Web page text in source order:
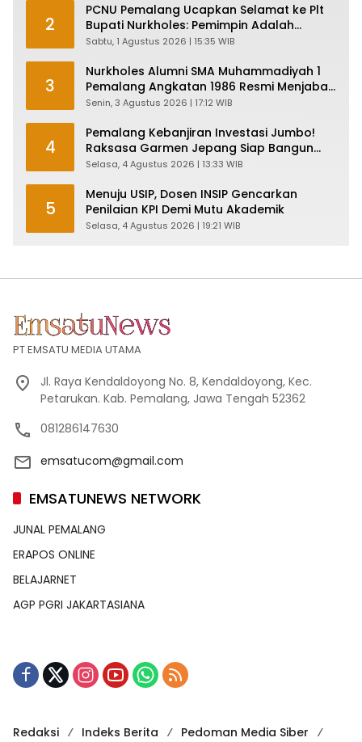
2
PCNU Pemalang Ucapkan Selamat ke Plt
Bupati Nurkholes: Pemimpin Adalah
Pelayan Rakyat!
Sabtu, 1 Agustus 2026 | 15:35 WIB
3
Nurkholes Alumni SMA Muhammadiyah 1
Pemalang Angkatan 1986 Resmi Menjabat
Plt Bupati, Inilah Pesan Ketua Asmam 86
Senin, 3 Agustus 2026 | 17:12 WIB
4
Pemalang Kebanjiran Investasi Jumbo!
Raksasa Garmen Jepang Siap Bangun
Pabrik dan Serap Ribuan Tenaga Kerja
Selasa, 4 Agustus 2026 | 13:33 WIB
5
Menuju USIP, Dosen INSIP Gencarkan
Penilaian KPI Demi Mutu Akademik
Selasa, 4 Agustus 2026 | 19:21 WIB
PT EMSATU MEDIA UTAMA
Jl. Raya Kendaldoyong No. 8, Kendaldoyong, Kec.
Petarukan. Kab. Pemalang, Jawa Tengah 52362
081286147630
emsatucom@gmail.com
EMSATUNEWS NETWORK
JUNAL PEMALANG
ERAPOS ONLINE
BELAJARNET
AGP PGRI JAKARTASIANA
Redaksi Indeks Berita Pedoman Media Siber